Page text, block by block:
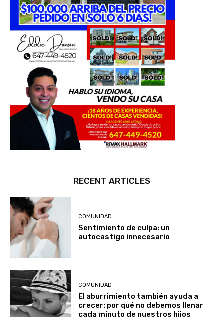
RECENT ARTICLES
COMUNIDAD
Sentimiento de culpa: un
autocastigo innecesario
COMUNIDAD
El aburrimiento también ayuda a
crecer: por qué no debemos llenar
cada minuto de nuestros hijos